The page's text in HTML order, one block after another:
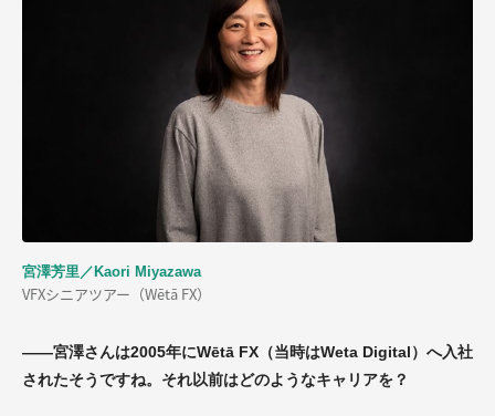
宮澤芳里／Kaori Miyazawa
VFXシニアツアー（Wētā FX）
——宮澤さんは2005年にWētā FX（当時はWeta Digital）へ入社
されたそうですね。それ以前はどのようなキャリアを？